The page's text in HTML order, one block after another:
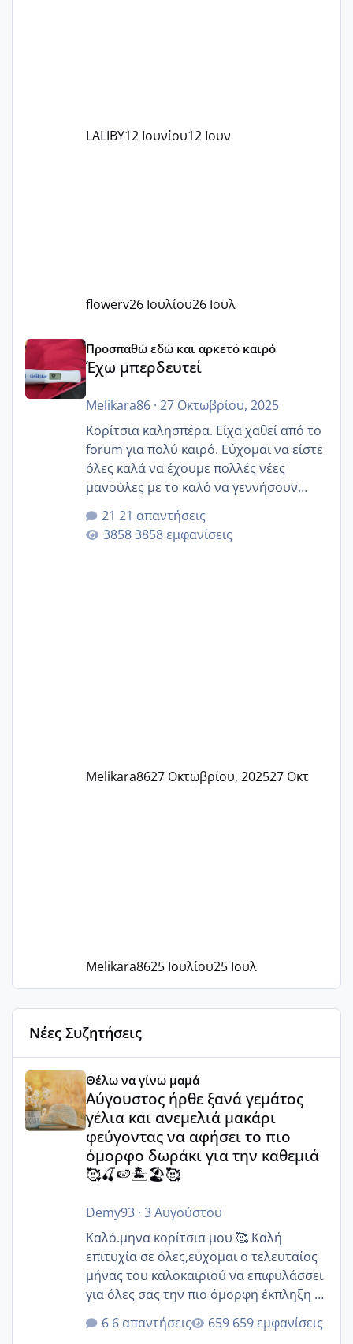
LALIBY12 Ιουνίου12 Ιουν
flowerv26 Ιουλίου26 Ιουλ
Έχω μπερδευτεί
Προσπαθώ εδώ και αρκετό καιρό
Έχω μπερδευτεί
Melikara86· 27 Οκτωβρίου, 2025
Κορίτσια καλησπέρα. Είχα χαθεί από το
forum για πολύ καιρό. Εύχομαι να είστε
όλες καλά να έχουμε πολλές νέες
μανούλες με το καλό να γεννήσουν
αυτές που ήδη περιμένουν. Να πάρουν
γερα μωράκια στην αγκαλίτσα τους
🙏🏼🙏🏼 Ας πάμε λοιπόν στο θέμα μου.
21 απαντήσεις
3858 εμφανίσεις
Melikara8627 Οκτωβρίου, 202527 Οκτ
Melikara8625 Ιουλίου25 Ιουλ
Νέες Συζητήσεις
Αύγουστος ήρθε ξανά γεμάτος γέλια και ανεμελιά
Θέλω να γίνω μαμά
Αύγουστος ήρθε ξανά γεμάτος
γέλια και ανεμελιά μακάρι
φεύγοντας να αφήσει το πιο
όμορφο δωράκι για την καθεμιά
🥰🍒🍉🏝️🏖️🥰
Demy93· 3 Αυγούστου
Καλό.μηνα κορίτσια μου 🥰 Καλή
επιτυχία σε όλες,εύχομαι ο τελευταίος
μήνας του καλοκαιριού να επιφυλάσσει
για όλες σας την πιο όμορφη έκπληξη 🧿
@Elk @Melikara86 @Παρασκευαιδου
@Zenia z @melitiniღ @Christi.D.
6 απαντήσεις 659 εμφανίσεις